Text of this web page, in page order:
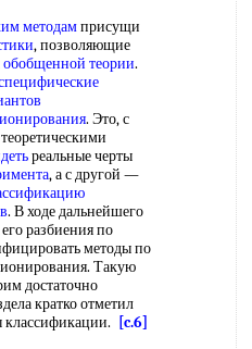
методамприсущи
, позволяющие
обобщенной теории.
. Это, с
реальные черты
, а с другой —
. В ходе дальнейшего
разбиения по
методы по
Такую
достаточно
кратко отметил
классификации.
[c.6]